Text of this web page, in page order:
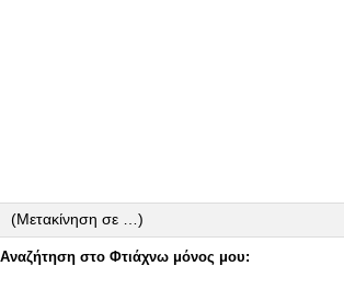
Αναζήτηση στο Φτιάχνω μόνος μου: